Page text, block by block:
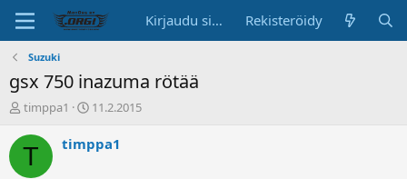
Kirjaudu sisään Rekisteröidy
Suzuki
gsx 750 inazuma rötää
K
s
k
timppa1
A
o
11.2.2015
T timppa1